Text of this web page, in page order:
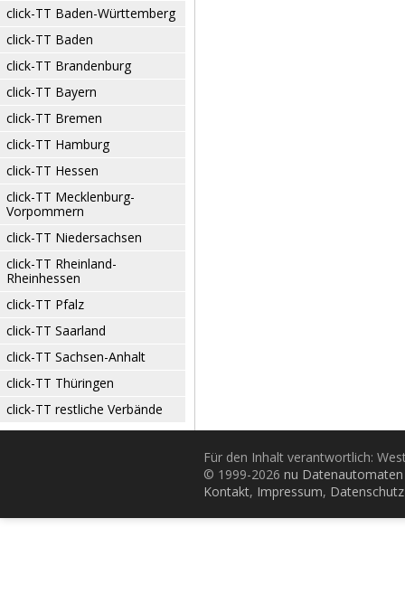
click-TT Baden-Württemberg
click-TT Baden
click-TT Brandenburg
click-TT Bayern
click-TT Bremen
click-TT Hamburg
click-TT Hessen
click-TT Mecklenburg-
Vorpommern
click-TT Niedersachsen
click-TT Rheinland-
Rheinhessen
click-TT Pfalz
click-TT Saarland
click-TT Sachsen-Anhalt
click-TT Thüringen
click-TT restliche Verbände
Für den Inhalt verantwortlich:
© 1999-2026 nu
Kontakt, Impressum, Datenschutz